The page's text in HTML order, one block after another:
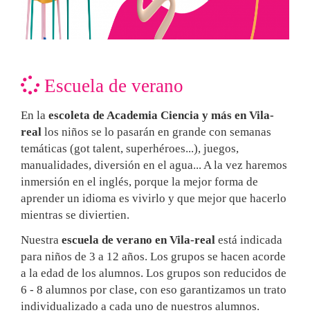
Escuela de verano
En la escoleta de Academia Ciencia y más en Vila-
real los niños se lo pasarán en grande con semanas
temáticas (got talent, superhéroes...), juegos,
manualidades, diversión en el agua... A la vez haremos
inmersión en el inglés, porque la mejor forma de
aprender un idioma es vivirlo y que mejor que hacerlo
mientras se diviertien.
Nuestra escuela de verano en Vila-real está indicada
para niños de 3 a 12 años. Los grupos se hacen acorde
a la edad de los alumnos. Los grupos son reducidos de
6 - 8 alumnos por clase, con eso garantizamos un trato
individualizado a cada uno de nuestros alumnos.